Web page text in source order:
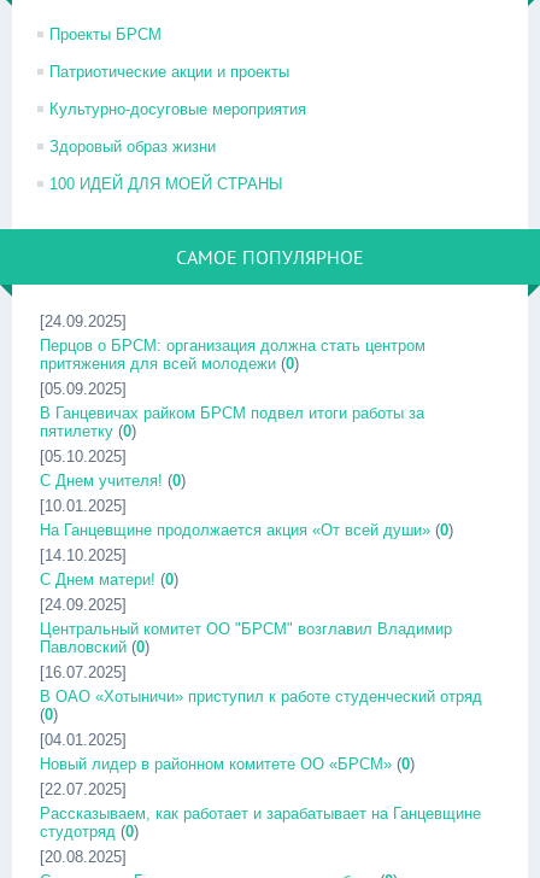
Проекты БРСМ
Патриотические акции и проекты
Культурно-досуговые мероприятия
Здоровый образ жизни
100 ИДЕЙ ДЛЯ МОЕЙ СТРАНЫ
САМОЕ ПОПУЛЯРНОЕ
[24.09.2025]
Перцов о БРСМ: организация должна стать центром
притяжения для всей молодежи (0)
[05.09.2025]
В Ганцевичах райком БРСМ подвел итоги работы за
пятилетку (0)
[05.10.2025]
С Днем учителя! (0)
[10.01.2025]
На Ганцевщине продолжается акция «От всей души» (0)
[14.10.2025]
С Днем матери! (0)
[24.09.2025]
Центральный комитет ОО "БРСМ" возглавил Владимир
Павловский (0)
[16.07.2025]
В ОАО «Хотыничи» приступил к работе студенческий отряд
(0)
[04.01.2025]
Новый лидер в районном комитете ОО «БРСМ» (0)
[22.07.2025]
Рассказываем, как работает и зарабатывает на Ганцевщине
студотряд (0)
[20.08.2025]